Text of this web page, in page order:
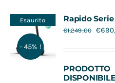
Contatti
Esaurito
- 45% !
Rapido
€1.249,00 €